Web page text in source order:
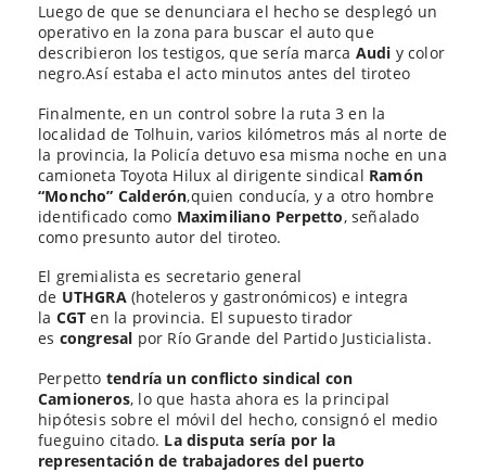
Luego de que se denunciara el hecho se desplegó un
operativo en la zona para buscar el auto que
describieron los testigos, que sería marca Audi y color
negro.Así estaba el acto minutos antes del tiroteo
Finalmente, en un control sobre la ruta 3 en la
localidad de Tolhuin, varios kilómetros más al norte de
la provincia, la Policía detuvo esa misma noche en una
camioneta Toyota Hilux al dirigente sindical Ramón
“Moncho” Calderón,quien conducía, y a otro hombre
identificado como Maximiliano Perpetto, señalado
como presunto autor del tiroteo.
El gremialista es secretario general
de UTHGRA(hoteleros y gastronómicos) e integra
la CGTen la provincia. El supuesto tirador
es congresal por Río Grande del Partido Justicialista.
Perpetto tendría un conflicto sindical con
Camioneros, lo que hasta ahora es la principal
hipótesis sobre el móvil del hecho, consignó el medio
fueguino citado. La disputa sería por la
representación de trabajadores del puerto